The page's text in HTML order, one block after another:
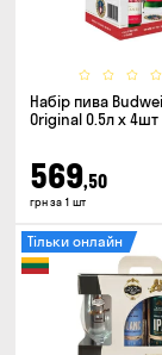
Набір пива
Original 0.5л х 4шт
569,50
грн за 1 шт
Тільки онлайн